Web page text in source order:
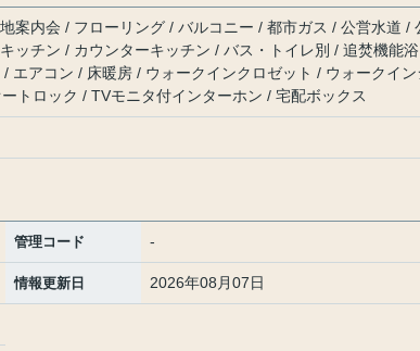
案内会 / フローリング / バルコニー / 都市ガス / 公営水道 /
ッチン / カウンターキッチン / バス・トイレ別 / 追焚機能浴
エアコン / 床暖房 / ウォークインクロゼット / ウォークイン
トロック / TVモニタ付インターホン / 宅配ボックス
管理コード -
情報更新日 2026年08月07日